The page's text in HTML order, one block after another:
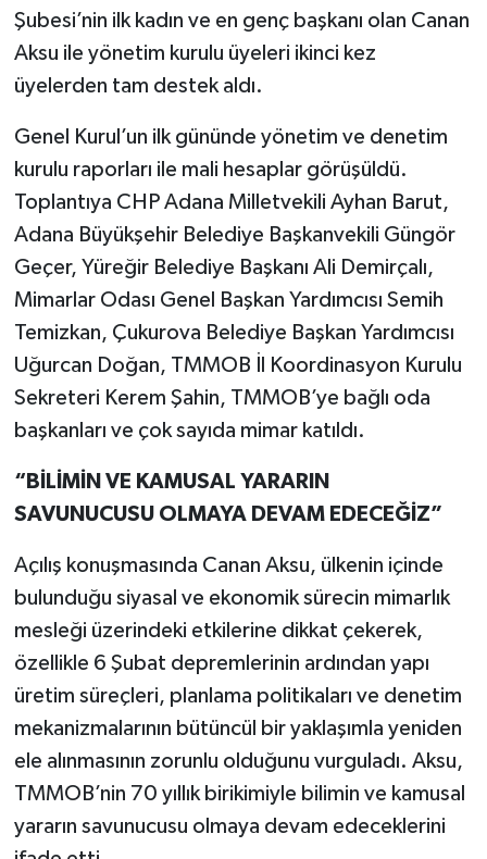
Şubesi’nin ilk kadın ve en genç başkanı olan Canan
Aksu ile yönetim kurulu üyeleri ikinci kez
üyelerden tam destek aldı.
Genel Kurul’un ilk gününde yönetim ve denetim
kurulu raporları ile mali hesaplar görüşüldü.
Toplantıya CHP Adana Milletvekili Ayhan Barut,
Adana Büyükşehir Belediye Başkanvekili Güngör
Geçer, Yüreğir Belediye Başkanı Ali Demirçalı,
Mimarlar Odası Genel Başkan Yardımcısı Semih
Temizkan, Çukurova Belediye Başkan Yardımcısı
Uğurcan Doğan, TMMOB İl Koordinasyon Kurulu
Sekreteri Kerem Şahin, TMMOB’ye bağlı oda
başkanları ve çok sayıda mimar katıldı.
“BİLİMİN VE KAMUSAL YARARIN
SAVUNUCUSU OLMAYA DEVAM EDECEĞİZ”
Açılış konuşmasında Canan Aksu, ülkenin içinde
bulunduğu siyasal ve ekonomik sürecin mimarlık
mesleği üzerindeki etkilerine dikkat çekerek,
özellikle 6 Şubat depremlerinin ardından yapı
üretim süreçleri, planlama politikaları ve denetim
mekanizmalarının bütüncül bir yaklaşımla yeniden
ele alınmasının zorunlu olduğunu vurguladı. Aksu,
TMMOB’nin 70 yıllık birikimiyle bilimin ve kamusal
yararın savunucusu olmaya devam edeceklerini